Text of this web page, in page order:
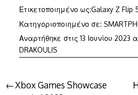
Ετικετοποιημένο ως:Galaxy Z Flip
Κατηγοριοποιημένο σε:
Αναρτήθηκε στις 13 Ιουνίου 2023
DRAKOULIS
Πλοήγηση
Xbox Games Showcase